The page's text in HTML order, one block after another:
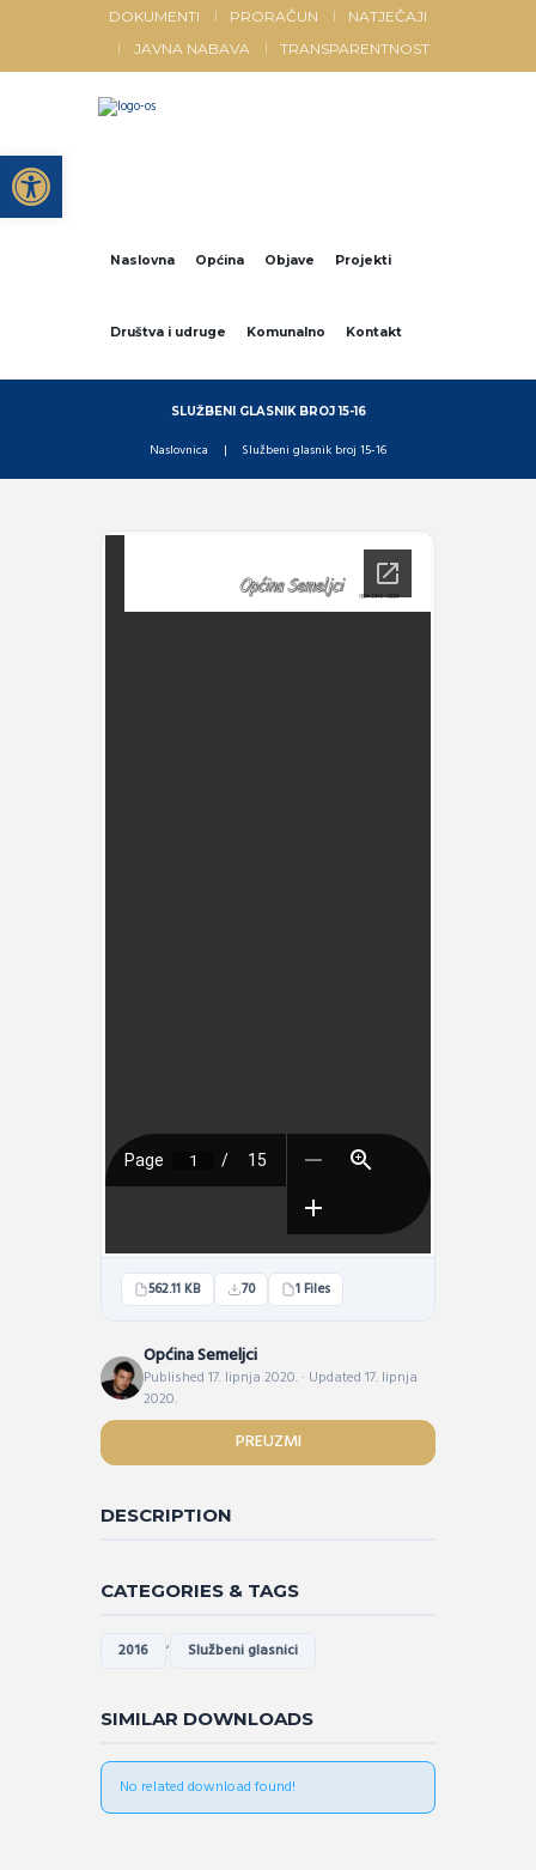
DOKUMENTI PRORAČUN
NATJEČAJI
JAVNA NABAVA
TRANSPARENTNOST
Naslovna Općina Objave Projekti
Društva i udruge Komunalno Kontakt
SLUŽBENI GLASNIK BROJ 15-16
Naslovnica Službeni glasnik broj 15-16
562.11 KB 70 1 Files
Općina Semeljci
Published 17. lipnja 2020. · Updated 17. lipnja
2020.
PREUZMI
DESCRIPTION
CATEGORIES & TAGS
2016 , Službeni glasnici
SIMILAR DOWNLOADS
No related download found!
Open toolbar